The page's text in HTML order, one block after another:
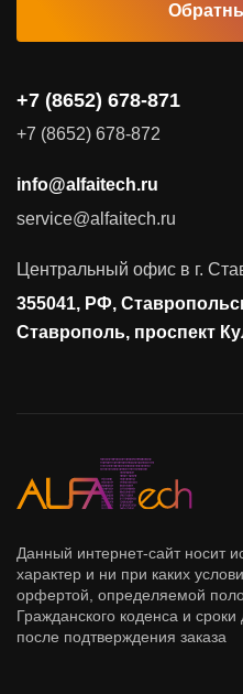
Видеоконференцсвязь
Поставка продуктов для
Соответствие требованиям и
Антивирусная защита
Управление доступом
Сетевая безопасность
+7 (8652) 678-871
+7 (8652) 678-872
info@alfaitech.ru
service@alfaitech.ru
Центральный офис в г.
355041, РФ,
Ставрополь, проспект
Данный интернет-сайт носит
характер и ни при каких
орфертой, определяемой
Гражданского коденса и
после подтверждения заказа